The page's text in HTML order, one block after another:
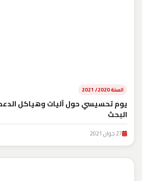
السنة 2020/ 2021
يوم تحسيسي حول آليات وهياكل
البحث
27 جوان 2021